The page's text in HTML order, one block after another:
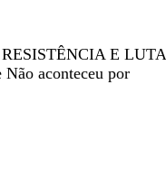
E LUTA
aconteceu por